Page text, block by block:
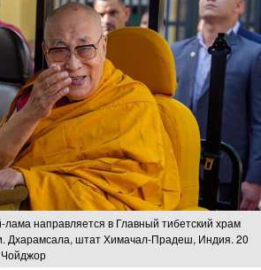
направляется в Главный тибетский храм
Дхарамсала, штат Химачал-Прадеш, Индия. 20
Чойджор